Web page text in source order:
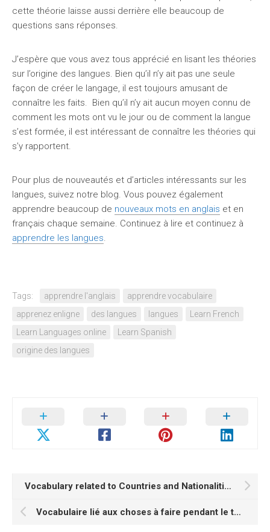
cette théorie laisse aussi derrière elle beaucoup de
questions sans réponses.
J’espère que vous avez tous apprécié en lisant les théories
sur l’origine des langues. Bien qu’il n’y ait pas une seule
façon de créer le langage, il est toujours amusant de
connaître les faits. Bien qu’il n’y ait aucun moyen connu de
comment les mots ont vu le jour ou de comment la langue
s’est formée, il est intéressant de connaître les théories qui
s’y rapportent.
Pour plus de nouveautés et d’articles intéressants sur les
langues, suivez notre blog. Vous pouvez également
apprendre beaucoup de nouveaux mots en anglais et en
français chaque semaine. Continuez à lire et continuez à
apprendre les langues.
Tags: apprendre l'anglais
apprendre vocabulaire
apprenez enligne
des langues langues
Learn French
Learn Languages online
Learn Spanish
origine des langues
Vocabulary related to Countries and Nationalities in French
Vocabulaire lié aux choses à faire pendant le temps libre